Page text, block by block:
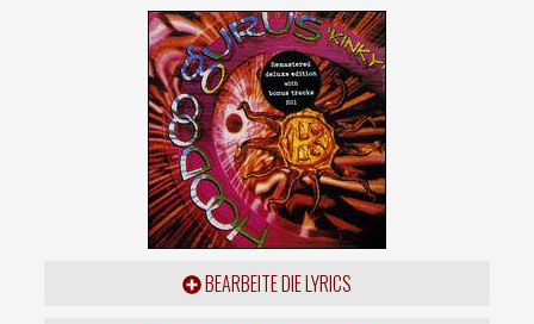
BEARBEITE DIE LYRICS